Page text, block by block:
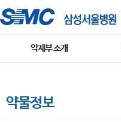
약제부 소개
약물정보